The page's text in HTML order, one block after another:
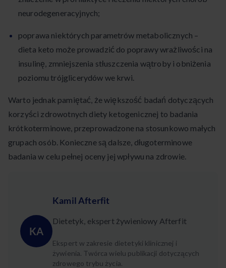
neurodegeneracyjnych;
poprawa niektórych parametrów metabolicznych –
dieta keto może prowadzić do poprawy wrażliwości na
insulinę, zmniejszenia stłuszczenia wątroby i obniżenia
poziomu trójglicerydów we krwi.
Warto jednak pamiętać, że większość badań dotyczących
korzyści zdrowotnych diety ketogenicznej to badania
krótkoterminowe, przeprowadzone na stosunkowo małych
grupach osób. Konieczne są dalsze, długoterminowe
badania w celu pełnej oceny jej wpływu na zdrowie.
KA
Kamil Afterfit
Dietetyk, ekspert żywieniowy Afterfit
Ekspert w zakresie dietetyki klinicznej i
żywienia. Twórca wielu publikacji dotyczących
zdrowego trybu życia.